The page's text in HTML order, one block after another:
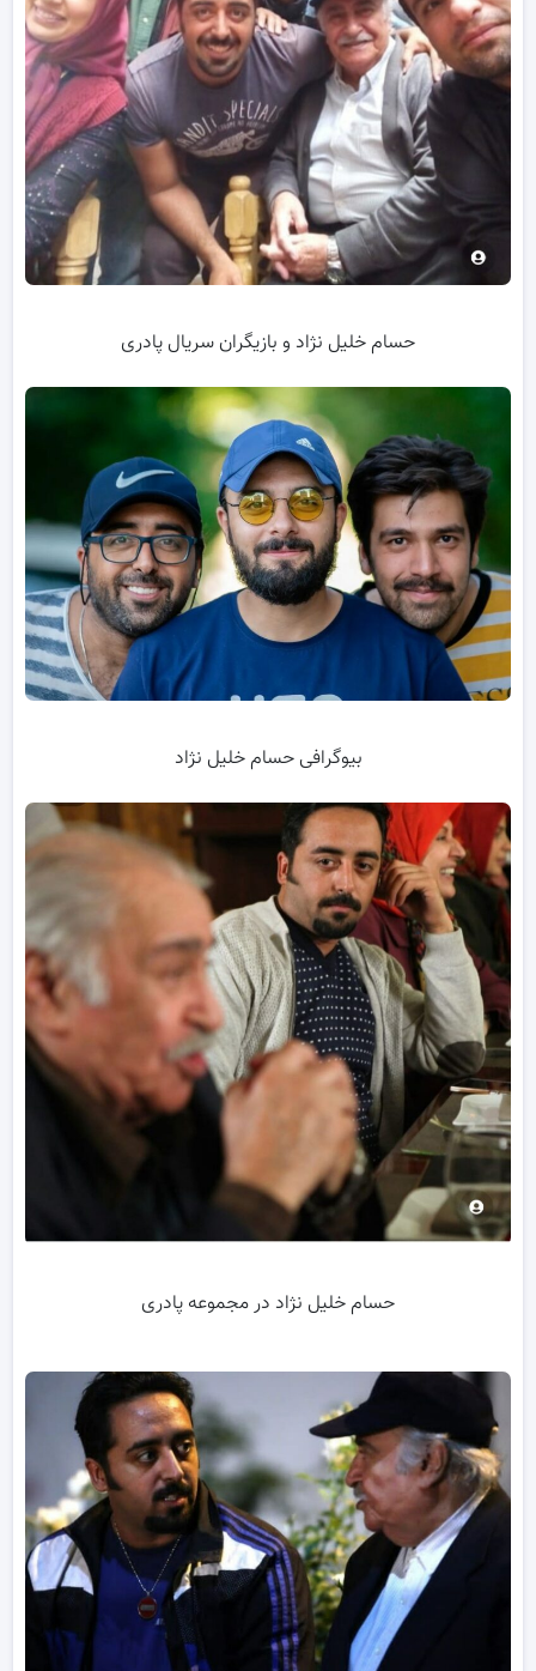
حسام خلیل نژاد و بازیگران سریال پادری
بیوگرافی حسام خلیل نژاد
حسام خلیل نژاد در مجموعه پادری